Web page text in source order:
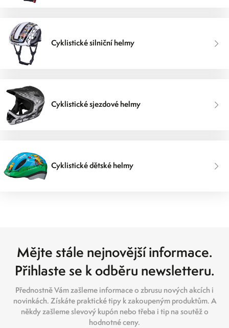
Cyklistické silniční helmy
Cyklistické sjezdové helmy
Cyklistické dětské helmy
Mějte stále nejnovější informace.
Přihlaste se k odběru newsletteru.
Přednostně Vám zašleme informace o zbrusu nových akcích i
novinkách. Získáte praktické tipy k zakoupeným produktům. A
někdy zašleme slevový kupón nebo třeba i tip na soutěž o
hodnotné ceny.